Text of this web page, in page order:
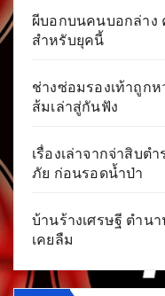
ผีบอกบนคนบอกล่าง
สำหรับยุคนี้
ช่างซ่อมรองเท้าถูก
ส้มเล่าสู่กันฟัง
เรื่องเล่าจากจ่าสิบต
ภัย ก่อนรอดน้ำป่า
บ้านร้างเศรษฐี ตำน
เคยลืม